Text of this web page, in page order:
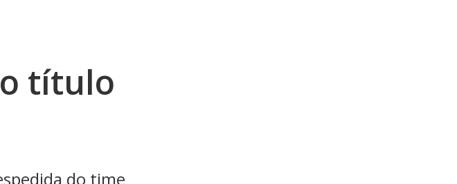
título
do time